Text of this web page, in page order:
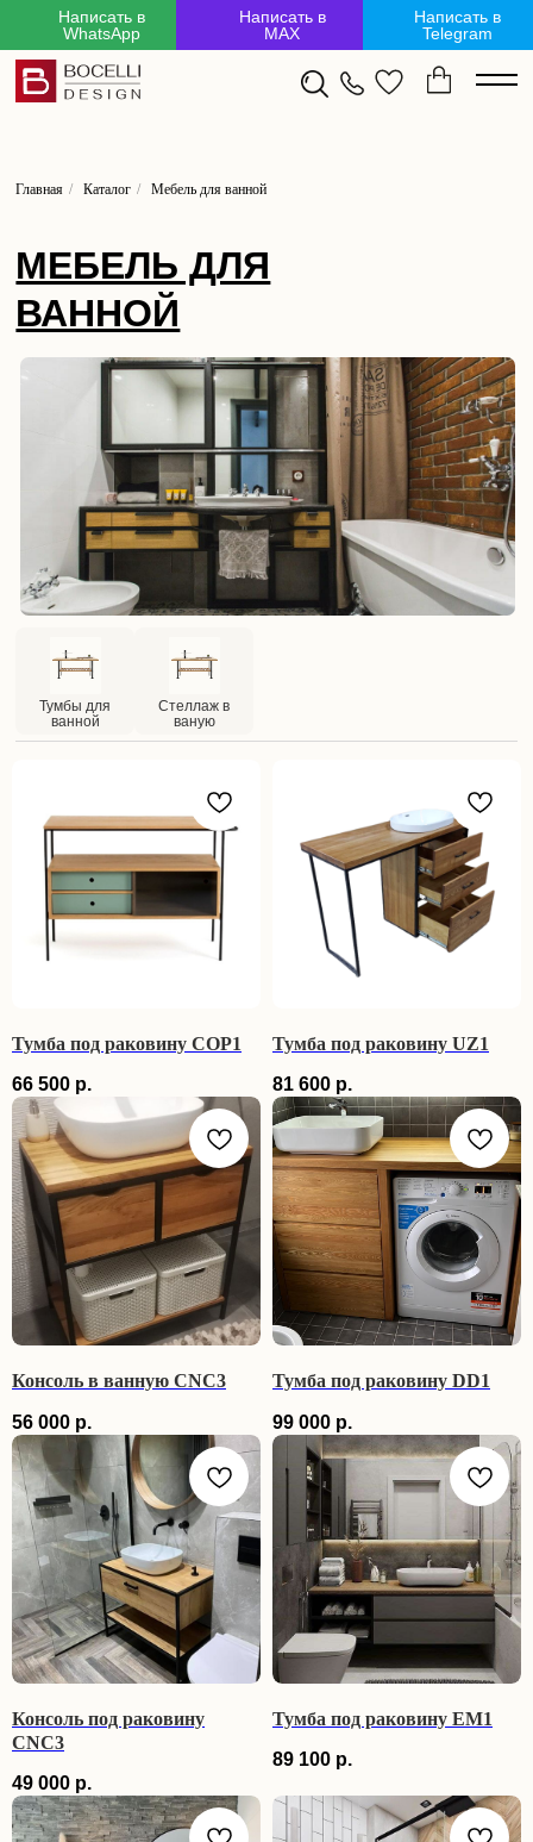
mL6-LZM-kx6-3Kc
Написать в
WhatsApp
Написать в
Telegram
Главная / Каталог / Мебель для ванной
МЕБЕЛЬ ДЛЯ
ВАННОЙ
Тумбы для
ванной
Стеллаж в
ваную
Тумба под раковину COP1
66 500 р.
Тумба под раковину UZ1
81 600 р.
Консоль в ванную CNC3
56 000 р.
Тумба под раковину DD1
99 000 р.
Консоль под раковину
CNC3
49 000 р.
Тумба под раковину EM1
89 100 р.
наши каналы,
удобных для вас
мессенджерах
и открывайте мир уникальной мебели,
которая преобразит ваш интерьер.
Подписывайтесь прямо сейчас, чтобы не
пропустить лучшие идеи и предложения
P.S Ищите промокод на скидку
Ждем Вас!
ПОДПИСЫВАЙТЕСЬ НА
КАНАЛ В TELEGRAM
ПОДПИСЫВАЙТЕСЬ НА
КАНАЛ В MAX